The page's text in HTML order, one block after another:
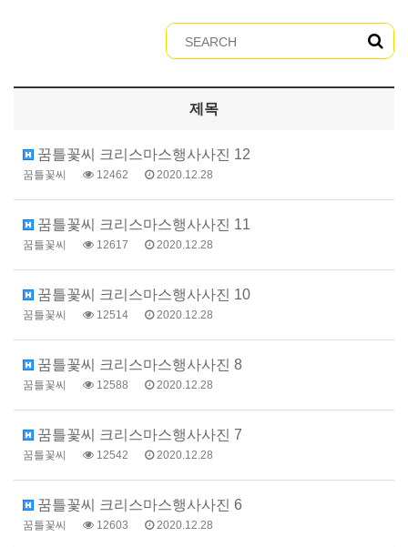
제목
꿈틀꽃씨 크리스마스행사사진 12
꿈틀꽃씨 12462 2020.12.28
꿈틀꽃씨 크리스마스행사사진 11
꿈틀꽃씨 12617 2020.12.28
꿈틀꽃씨 크리스마스행사사진 10
꿈틀꽃씨 12514 2020.12.28
꿈틀꽃씨 크리스마스행사사진 8
꿈틀꽃씨 12588 2020.12.28
꿈틀꽃씨 크리스마스행사사진 7
꿈틀꽃씨 12542 2020.12.28
꿈틀꽃씨 크리스마스행사사진 6
꿈틀꽃씨 12603 2020.12.28